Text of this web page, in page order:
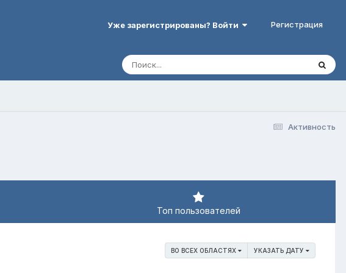
Уже зарегистрированы? Войти Регистрация
Активность
Топ пользователей
ВО ВСЕХ ОБЛАСТЯХ УКАЗАТЬ ДАТУ